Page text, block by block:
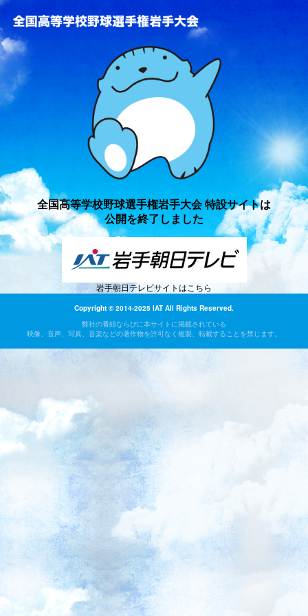
全国高等学校野球選手権岩手大会 特設サイトは
公開を終了しました
岩手朝日テレビサイトはこちら
Copyright © 2014-2025 IAT All Rights Reserved.
弊社の番組ならびに本サイトに掲載されている
映像、音声、写真、音楽などの著作物を許可なく複製、転載することを禁じます。